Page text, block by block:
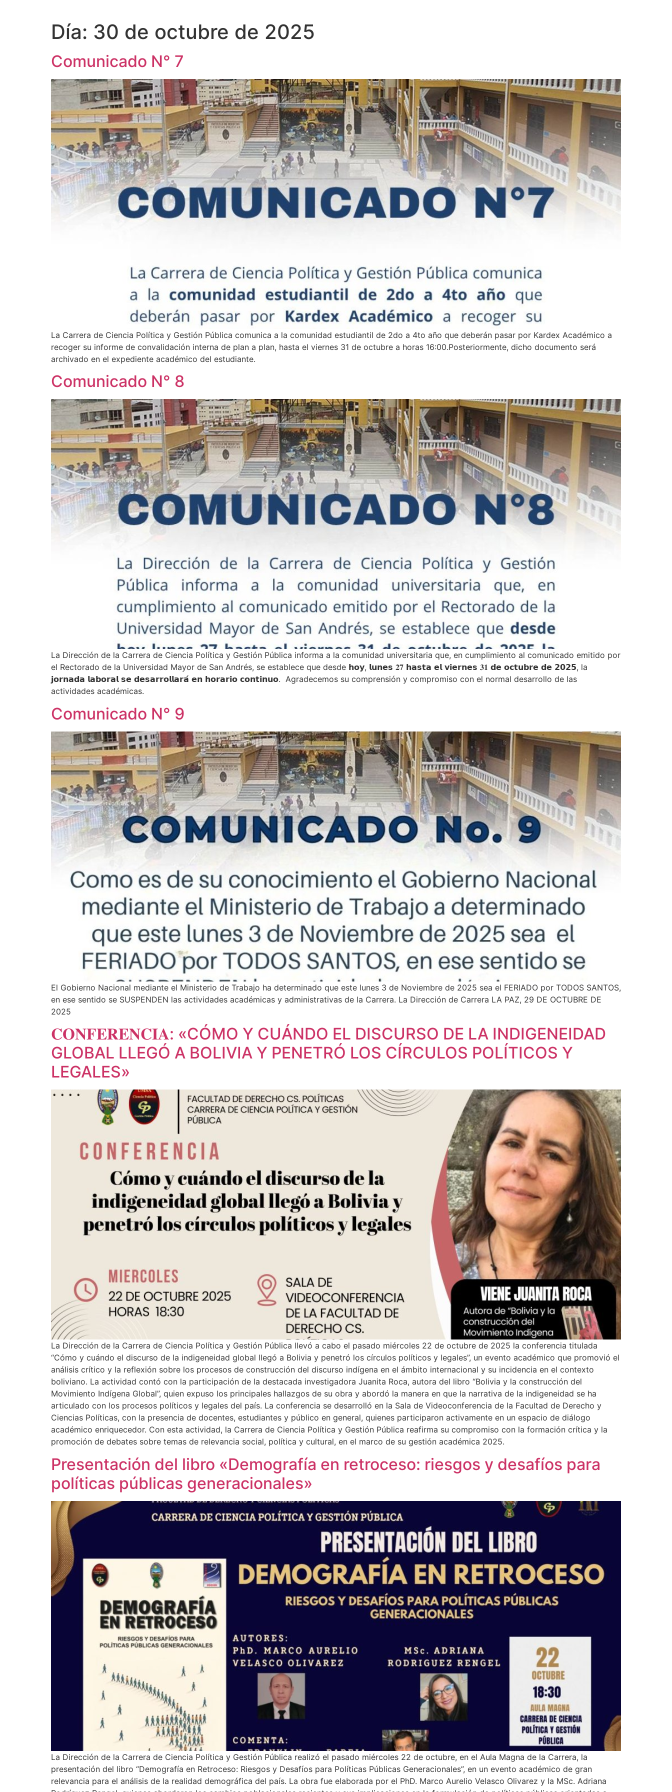
Día: 30 de octubre de 2025
Comunicado N° 7
La Carrera de Ciencia Política y Gestión Pública comunica a la comunidad estudiantil de 2do a 4to año que deberán pasar por Kardex Académico a
recoger su informe de convalidación interna de plan a plan, hasta el viernes 31 de octubre a horas 16:00.Posteriormente, dicho documento será
archivado en el expediente académico del estudiante.
Comunicado N° 8
La Dirección de la Carrera de Ciencia Política y Gestión Pública informa a la comunidad universitaria que, en cumplimiento al comunicado emitido por
el Rectorado de la Universidad Mayor de San Andrés, se establece que desde 𝗵𝗼𝘆, 𝗹𝘂𝗻𝗲𝘀 𝟐𝟕 𝗵𝗮𝘀𝘁𝗮 𝗲𝗹 𝘃𝗶𝗲𝗿𝗻𝗲𝘀 𝟑𝟏 𝗱𝗲 𝗼𝗰𝘁𝘂𝗯𝗿𝗲 𝗱𝗲 𝟮𝟬𝟮𝟱, la
𝗷𝗼𝗿𝗻𝗮𝗱𝗮 𝗹𝗮𝗯𝗼𝗿𝗮𝗹 𝘀𝗲 𝗱𝗲𝘀𝗮𝗿𝗿𝗼𝗹𝗹𝗮𝗿𝗮́ 𝗲𝗻 𝗵𝗼𝗿𝗮𝗿𝗶𝗼 𝗰𝗼𝗻𝘁𝗶𝗻𝘂𝗼. Agradecemos su comprensión y compromiso con el normal desarrollo de las
actividades académicas.
Comunicado N° 9
El Gobierno Nacional mediante el Ministerio de Trabajo ha determinado que este lunes 3 de Noviembre de 2025 sea el FERIADO por TODOS SANTOS,
en ese sentido se SUSPENDEN las actividades académicas y administrativas de la Carrera. La Dirección de Carrera LA PAZ, 29 DE OCTUBRE DE
2025
𝐂𝐎𝐍𝐅𝐄𝐑𝐄𝐍𝐂𝐈𝐀: «CÓMO Y CUÁNDO EL DISCURSO DE LA INDIGENEIDAD
GLOBAL LLEGÓ A BOLIVIA Y PENETRÓ LOS CÍRCULOS POLÍTICOS Y
LEGALES»
La Dirección de la Carrera de Ciencia Política y Gestión Pública llevó a cabo el pasado miércoles 22 de octubre de 2025 la conferencia titulada
“Cómo y cuándo el discurso de la indigeneidad global llegó a Bolivia y penetró los círculos políticos y legales”, un evento académico que promovió el
análisis crítico y la reflexión sobre los procesos de construcción del discurso indígena en el ámbito internacional y su incidencia en el contexto
boliviano. La actividad contó con la participación de la destacada investigadora Juanita Roca, autora del libro “Bolivia y la construcción del
Movimiento Indígena Global”, quien expuso los principales hallazgos de su obra y abordó la manera en que la narrativa de la indigeneidad se ha
articulado con los procesos políticos y legales del país. La conferencia se desarrolló en la Sala de Videoconferencia de la Facultad de Derecho y
Ciencias Políticas, con la presencia de docentes, estudiantes y público en general, quienes participaron activamente en un espacio de diálogo
académico enriquecedor. Con esta actividad, la Carrera de Ciencia Política y Gestión Pública reafirma su compromiso con la formación crítica y la
promoción de debates sobre temas de relevancia social, política y cultural, en el marco de su gestión académica 2025.
Presentación del libro «Demografía en retroceso: riesgos y desafíos para
políticas públicas generacionales»
La Dirección de la Carrera de Ciencia Política y Gestión Pública realizó el pasado miércoles 22 de octubre, en el Aula Magna de la Carrera, la
presentación del libro “Demografía en Retroceso: Riesgos y Desafíos para Políticas Públicas Generacionales”, en un evento académico de gran
relevancia para el análisis de la realidad demográfica del país. La obra fue elaborada por el PhD. Marco Aurelio Velasco Olivarez y la MSc. Adriana